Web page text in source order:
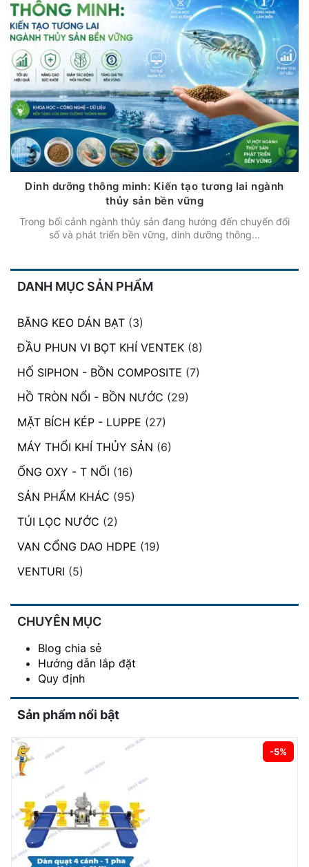
Dinh dưỡng thông minh: Kiến tạo tương lai ngành
thủy sản bền vững
Trong bối cảnh ngành thủy sản đang hướng đến chuyển đổi
số và phát triển bền vững, dinh dưỡng thông...
DANH MỤC SẢN PHẨM
BĂNG KEO DÁN BẠT (3)
ĐẦU PHUN VI BỌT KHÍ VENTEK (8)
HỐ SIPHON - BỒN COMPOSITE (7)
HỒ TRÒN NỔI - BỒN NƯỚC (29)
MẶT BÍCH KÉP - LUPPE (27)
MÁY THỔI KHÍ THỦY SẢN (6)
ỐNG OXY - T NỐI (16)
SẢN PHẨM KHÁC (95)
TÚI LỌC NƯỚC (2)
VAN CỔNG DAO HDPE (19)
VENTURI (5)
CHUYÊN MỤC
Blog chia sẻ
Hướng dẫn lắp đặt
Quy định
Sản phẩm nổi bật
-5%